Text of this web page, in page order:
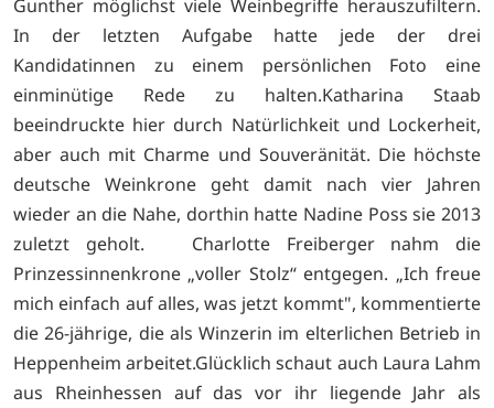
Gunther möglichst viele Weinbegriffe herauszufiltern.
In der letzten Aufgabe hatte jede der drei
Kandidatinnen zu einem persönlichen Foto eine
einminütige Rede zu halten.Katharina Staab
beeindruckte hier durch Natürlichkeit und Lockerheit,
aber auch mit Charme und Souveränität. Die höchste
deutsche Weinkrone geht damit nach vier Jahren
wieder an die Nahe, dorthin hatte Nadine Poss sie 2013
zuletzt geholt. Charlotte Freiberger nahm die
Prinzessinnenkrone „voller Stolz“ entgegen. „Ich freue
mich einfach auf alles, was jetzt kommt", kommentierte
die 26-jährige, die als Winzerin im elterlichen Betrieb in
Heppenheim arbeitet.Glücklich schaut auch Laura Lahm
aus Rheinhessen auf das vor ihr liegende Jahr als